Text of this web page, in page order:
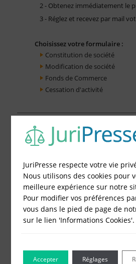
2 - Obtenez immédiatement le
3 - Réglez et recevez par mail
Choisissez votre formulaire :
Constitution de société
Modification de société
Fonds de Commerce
Cessation d'activité
JuriPresse respecte votre vie
Nous utilisons des cookies pour
meilleure expérience sur notre
Pour modifier vos préférences
vous dans le pied de page de
sur le lien 'Informations Cookies'.
Accepter Réglages